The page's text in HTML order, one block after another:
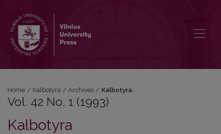
Home / Kalbotyra / Archives / Kalbotyra
Vol. 42 No. 1 (1993)
Kalbotyra